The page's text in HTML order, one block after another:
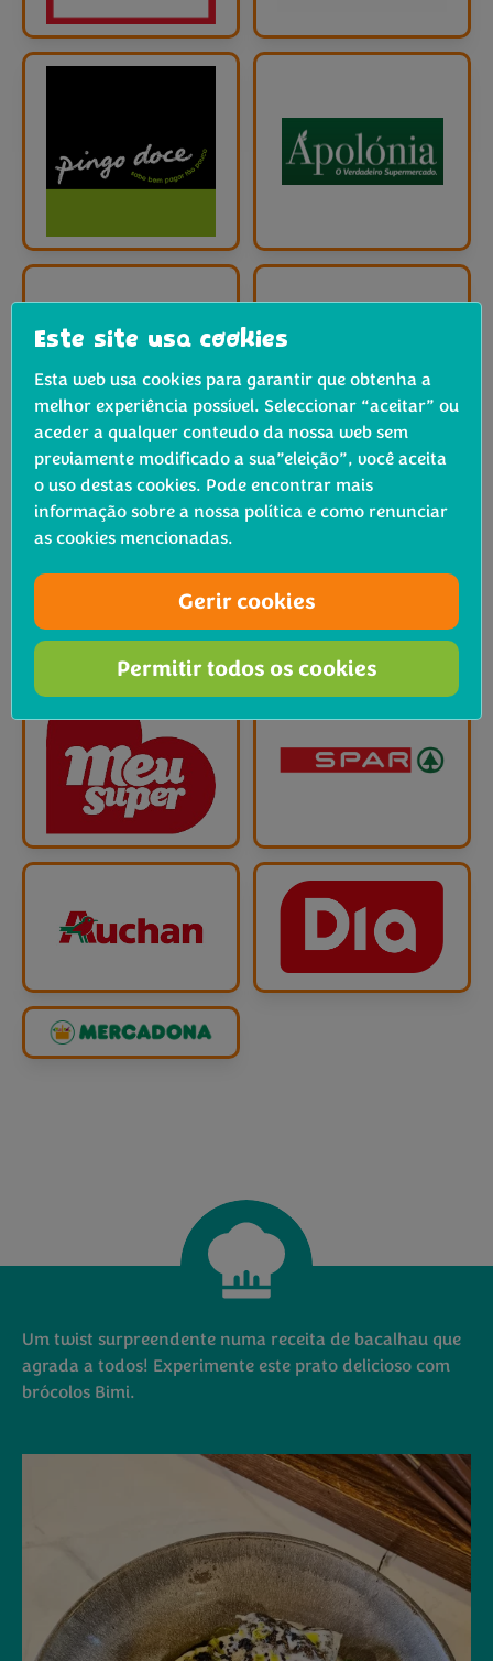
Um twist surpreendente numa receita de bacalhau que
agrada a todos! Experimente este prato delicioso com
brócolos Bimi.
Este site usa cookies
Esta web usa cookies para garantir que obtenha a
melhor experiência possível. Seleccionar “aceitar” ou
aceder a qualquer conteudo da nossa web sem
previamente modificado a sua”eleição”, você aceita
o uso destas cookies. Pode encontrar mais
informação sobre a nossa política e como renunciar
as cookies mencionadas.
Gerir cookies
Permitir todos os cookies